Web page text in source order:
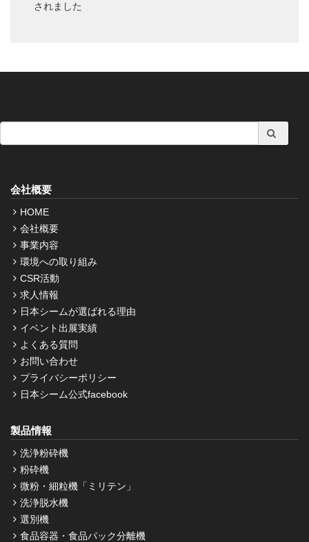
されました
会社概要
HOME
会社概要
事業内容
環境への取り組み
CSR活動
求人情報
日本シームが選ばれる理由
イベント出展実績
よくある質問
お問い合わせ
プライバシーポリシー
日本シーム公式facebook
製品情報
洗浄粉砕機
粉砕機
微粉・細粒機「ミリテン」
洗浄脱水機
選別機
食品容器・食品パック分離機